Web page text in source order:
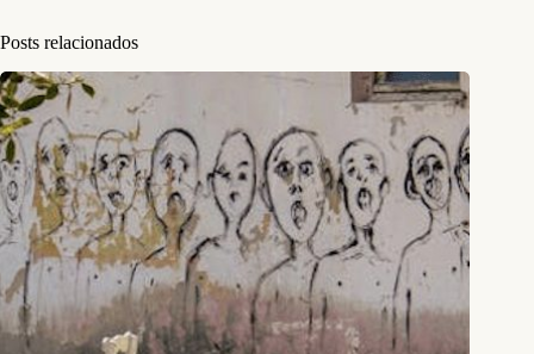
Posts relacionados